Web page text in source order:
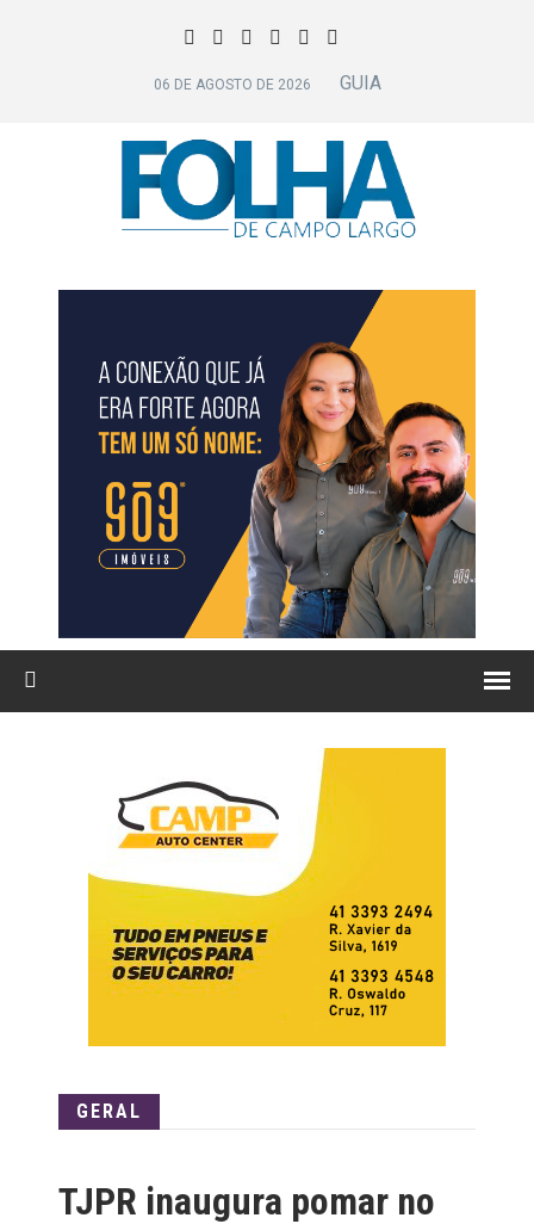
06 DE AGOSTO DE 2026 GUIA
GERAL
TJPR inaugura pomar no